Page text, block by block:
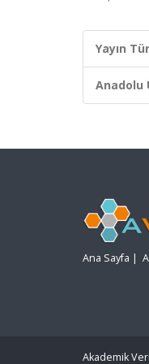
Yayın
Anadolu
Ana Sayfa |
Akademik